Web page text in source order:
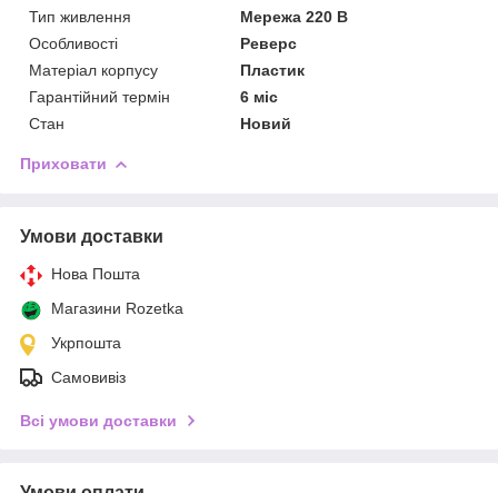
Тип живлення
Мережа 220 В
Особливості
Реверс
Матеріал корпусу
Пластик
Гарантійний термін
6 міс
Стан
Новий
Приховати
Умови доставки
Нова Пошта
Магазини Rozetka
Укрпошта
Самовивіз
Всі умови доставки